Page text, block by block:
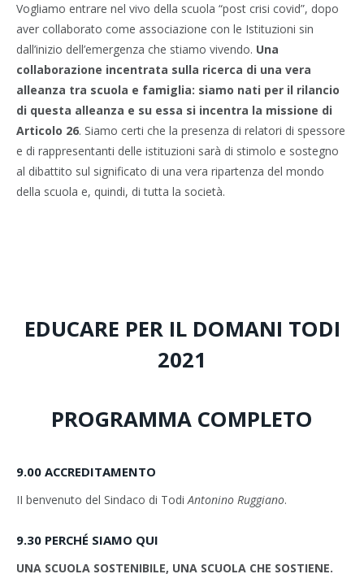
Vogliamo entrare nel vivo della scuola “post crisi covid”, dopo
aver collaborato come associazione con le Istituzioni sin
dall’inizio dell’emergenza che stiamo vivendo. Una
collaborazione incentrata sulla ricerca di una vera
alleanza tra scuola e famiglia: siamo nati per il rilancio
di questa alleanza e su essa si incentra la missione di
Articolo 26. Siamo certi che la presenza di relatori di spessore
e di rappresentanti delle istituzioni sarà di stimolo e sostegno
al dibattito sul significato di una vera ripartenza del mondo
della scuola e, quindi, di tutta la società.
EDUCARE PER IL DOMANI TODI
2021
PROGRAMMA COMPLETO
9.00 ACCREDITAMENTO
II benvenuto del Sindaco di Todi Antonino Ruggiano.
9.30 PERCHÉ SIAMO QUI
UNA SCUOLA SOSTENIBILE, UNA SCUOLA CHE SOSTIENE.